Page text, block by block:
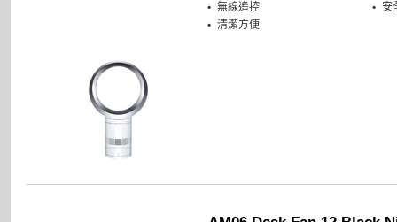
無線遙控
清潔方便
安